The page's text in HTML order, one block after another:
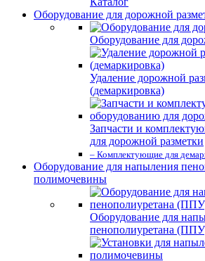
Оборудование для дорожной
Оборудование для
Удаление дорожной
(демаркировка)
Запчасти и
для дорожной разметки
– Комплектующие для
Оборудование для напыления
полимочевины
Оборудование для
пенополиуретана